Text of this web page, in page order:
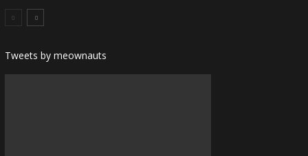
Tweets by meownauts